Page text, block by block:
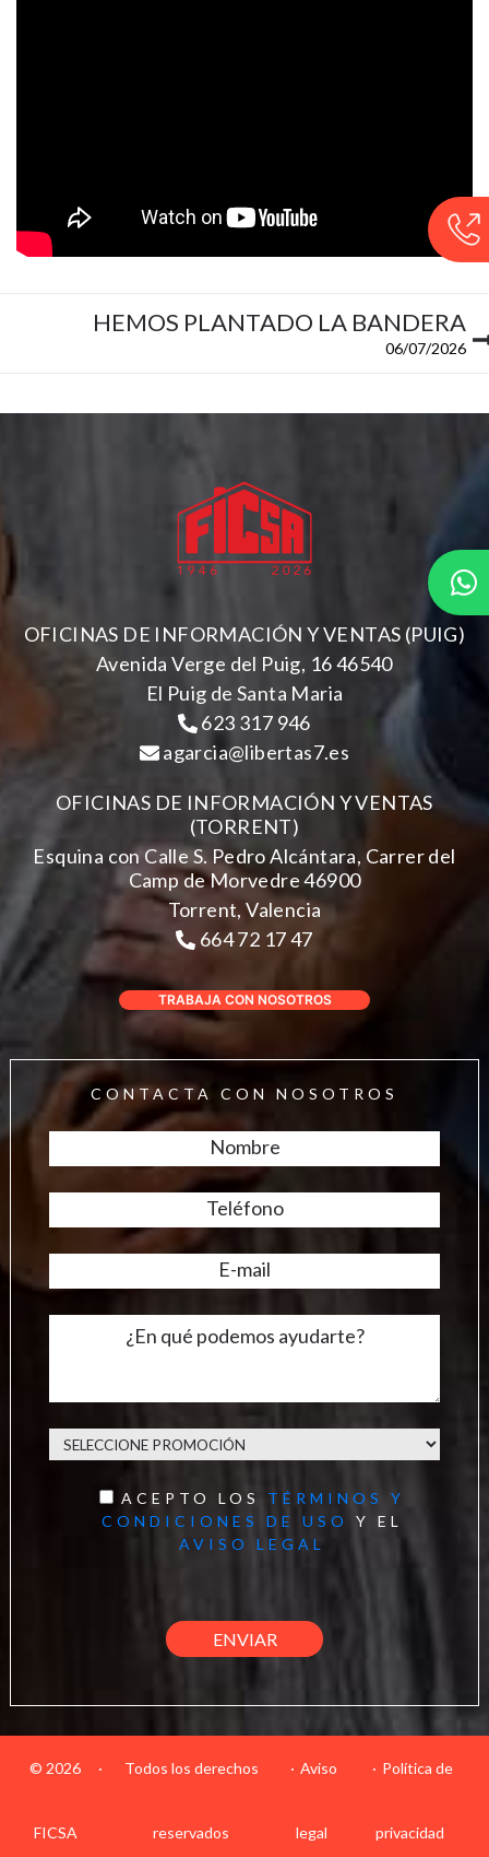
HEMOS PLANTADO LA BANDERA
06/07/2026
OFICINAS DE INFORMACIÓN Y VENTAS (PUIG)
Avenida Verge del Puig, 16 46540
El Puig de Santa Maria
623 317 946
agarcia@libertas7.es
OFICINAS DE INFORMACIÓN Y VENTAS
(TORRENT)
Esquina con Calle S. Pedro Alcántara, Carrer del
Camp de Morvedre 46900
Torrent, Valencia
664 72 17 47
TRABAJA CON NOSOTROS
CONTACTA CON NOSOTROS
ACEPTO LOS TÉRMINOS Y
CONDICIONES DE USO
Y EL
AVISO LEGAL
© 2026
FICSA
· Todos los derechos
reservados
Aviso
legal
Política de
privacidad